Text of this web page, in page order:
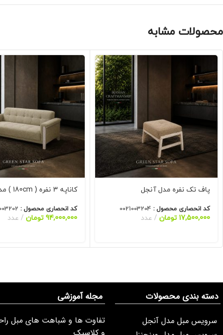
محصولات مشابه
پاف تک نفره مدل آنجل
کد انحصاری محصول : 0021003204
17,500,000 تومان عدد
کاناپه 3 نفره ( 180cm ) مدل آنجل
کد انحصاری محصول :
94,000,000 تومان عدد
دسته بندی محصولات
سرویس مبل مدل آنجل
مجله آموزشی
تفاوت ها و شباهت های مبل